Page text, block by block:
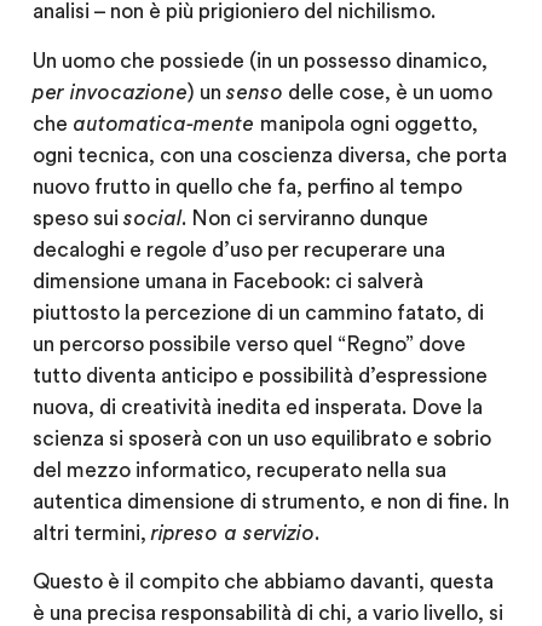
analisi – non è più prigioniero del nichilismo.
Un uomo che possiede (in un possesso dinamico,
per invocazione) un senso delle cose, è un uomo
che automatica-mente manipola ogni oggetto,
ogni tecnica, con una coscienza diversa, che porta
nuovo frutto in quello che fa, perfino al tempo
speso sui social. Non ci serviranno dunque
decaloghi e regole d’uso per recuperare una
dimensione umana in Facebook: ci salverà
piuttosto la percezione di un cammino fatato, di
un percorso possibile verso quel “Regno” dove
tutto diventa anticipo e possibilità d’espressione
nuova, di creatività inedita ed insperata. Dove la
scienza si sposerà con un uso equilibrato e sobrio
del mezzo informatico, recuperato nella sua
autentica dimensione di strumento, e non di fine. In
altri termini, ripreso a servizio.
Questo è il compito che abbiamo davanti, questa
è una precisa responsabilità di chi, a vario livello, si